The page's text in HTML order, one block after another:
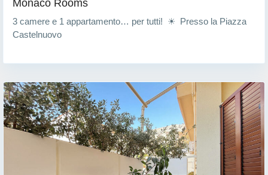
Monacò Rooms
3 camere e 1 appartamento… per tutti! ☀ Presso la Piazza
Castelnuovo